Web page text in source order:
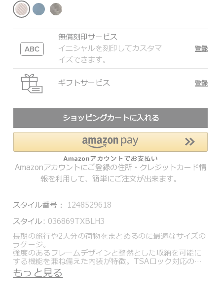
無償刻印サービス
イニシャルを刻印してカスタマ
イズできます。
登録
ギフトサービス 登録
ショッピングカートに入れる
Amazonアカウントにご登録の住所・クレジットカード情
報を利用して、簡単にご注文が出来ます。
スタイル番号： 1248529618
スタイル: 036869TXBLH3
長期の旅行や2人分の荷物をまとめるのに最適なサイズの
ラゲージ。
強度のあるフレームデザインと整然とした収納を可能に
する機能を兼ね備えた内装が特徴。TSAロック対応のク
リップ式の開閉システムを3か所 に装備しています。サ
イドに備えられたスプリング式のハンドルは、ダメージ
もっと見る